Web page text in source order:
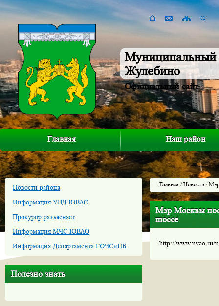
Муниципальный
Жулебино
Официальный сайт
Главная Наш район
Новости района
Информация УВД ЮВАО
Прокурор разъясняет
Информация МЧС ЮВАО
Информация Департамента ГОЧСиПБ
Полезно знать
Главная /Новости/ Мэр
Мэр Москвы
шоссе
http://www.uvao.ru/